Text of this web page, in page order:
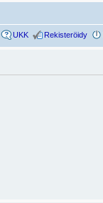
UKK Rekisteröidy